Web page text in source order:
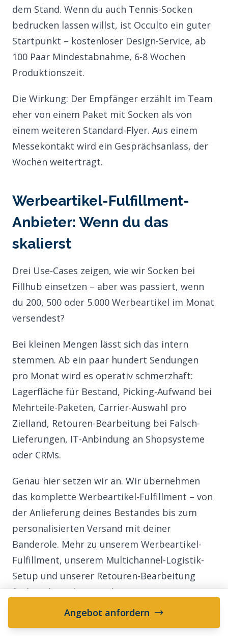
dem Stand. Wenn du auch Tennis-Socken
bedrucken lassen willst, ist Occulto ein guter
Startpunkt – kostenloser Design-Service, ab
100 Paar Mindestabnahme, 6-8 Wochen
Produktionszeit.
Die Wirkung: Der Empfänger erzählt im Team
eher von einem Paket mit Socken als von
einem weiteren Standard-Flyer. Aus einem
Messekontakt wird ein Gesprächsanlass, der
Wochen weiterträgt.
Werbeartikel-Fulfillment-
Anbieter: Wenn du das
skalierst
Drei Use-Cases zeigen, wie wir Socken bei
Fillhub einsetzen – aber was passiert, wenn
du 200, 500 oder 5.000 Werbeartikel im Monat
versendest?
Bei kleinen Mengen lässt sich das intern
stemmen. Ab ein paar hundert Sendungen
pro Monat wird es operativ schmerzhaft:
Lagerfläche für Bestand, Picking-Aufwand bei
Mehrteile-Paketen, Carrier-Auswahl pro
Zielland, Retouren-Bearbeitung bei Falsch-
Lieferungen, IT-Anbindung an Shopsysteme
oder CRMs.
Genau hier setzen wir an. Wir übernehmen
das komplette Werbeartikel-Fulfillment – von
der Anlieferung deines Bestandes bis zum
personalisierten Versand mit deiner
Banderole. Mehr zu unserem Werbeartikel-
Fulfillment, unserem Multichannel-Logistik-
Setup und unserer Retouren-Bearbeitung
findest du in den jeweiligen Service-
Übersichten.Angebot anfordern